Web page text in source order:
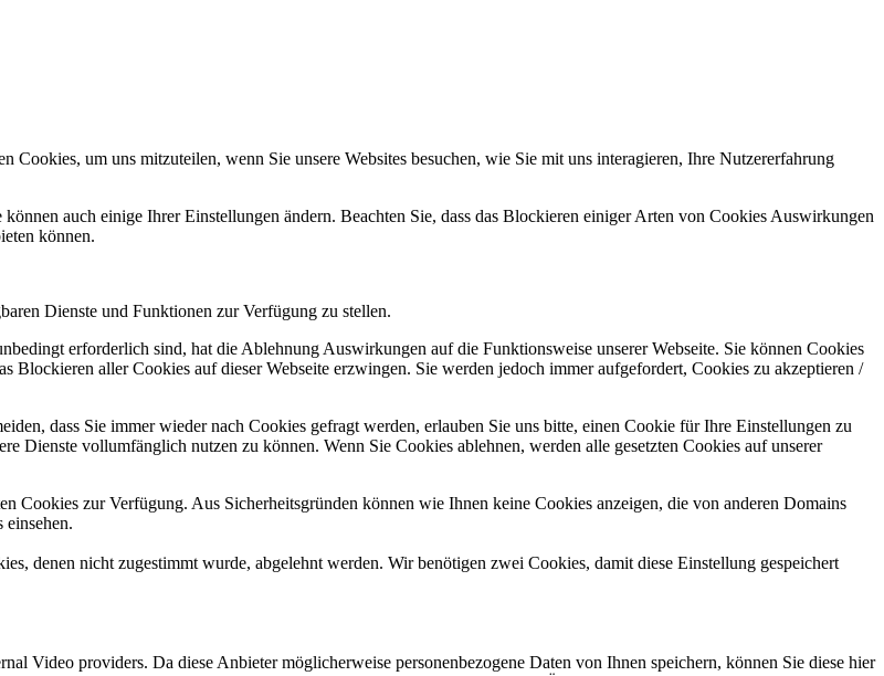
um uns mitzuteilen, wenn Sie unsere Websites besuchen, wie Sie mit uns interagieren, Ihre Nutzererfahrung
auch einige Ihrer Einstellungen ändern. Beachten Sie, dass das Blockieren einiger Arten von Cookies Auswirkungen
können.
Dienste und Funktionen zur Verfügung zu stellen.
erforderlich sind, hat die Ablehnung Auswirkungen auf die Funktionsweise unserer Webseite. Sie können Cookies
Blockieren aller Cookies auf dieser Webseite erzwingen. Sie werden jedoch immer aufgefordert, Cookies zu akzeptieren /
dass Sie immer wieder nach Cookies gefragt werden, erlauben Sie uns bitte, einen Cookie für Ihre Einstellungen zu
Dienste vollumfänglich nutzen zu können. Wenn Sie Cookies ablehnen, werden alle gesetzten Cookies auf unserer
Cookies zur Verfügung. Aus Sicherheitsgründen können wie Ihnen keine Cookies anzeigen, die von anderen Domains
einsehen.
denen nicht zugestimmt wurde, abgelehnt werden. Wir benötigen zwei Cookies, damit diese Einstellung gespeichert
Video providers. Da diese Anbieter möglicherweise personenbezogene Daten von Ihnen speichern, können Sie diese hier